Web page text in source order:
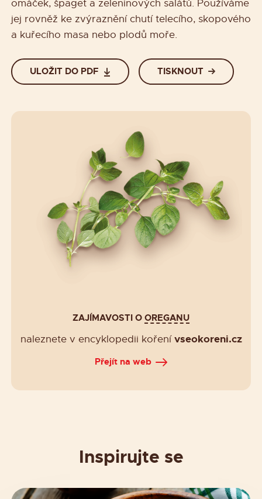
omáček, špaget a zeleninových salátů. Používáme
jej rovněž ke zvýraznění chutí telecího, skopového
a kuřecího masa nebo plodů moře.
ULOŽIT DO PDF TISKNOUT
ZAJÍMAVOSTI O OREGANU
naleznete v encyklopedii kořenívseokoreni.cz
Přejít na web
Inspirujte se